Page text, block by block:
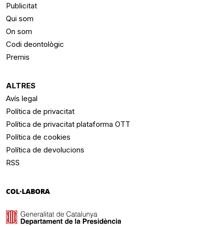
Publicitat
Qui som
On som
Codi deontològic
Premis
ALTRES
Avís legal
Política de privacitat
Política de privacitat plataforma OTT
Política de cookies
Política de devolucions
RSS
COL·LABORA